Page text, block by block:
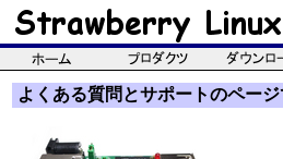
よくある質問とサポートのページ